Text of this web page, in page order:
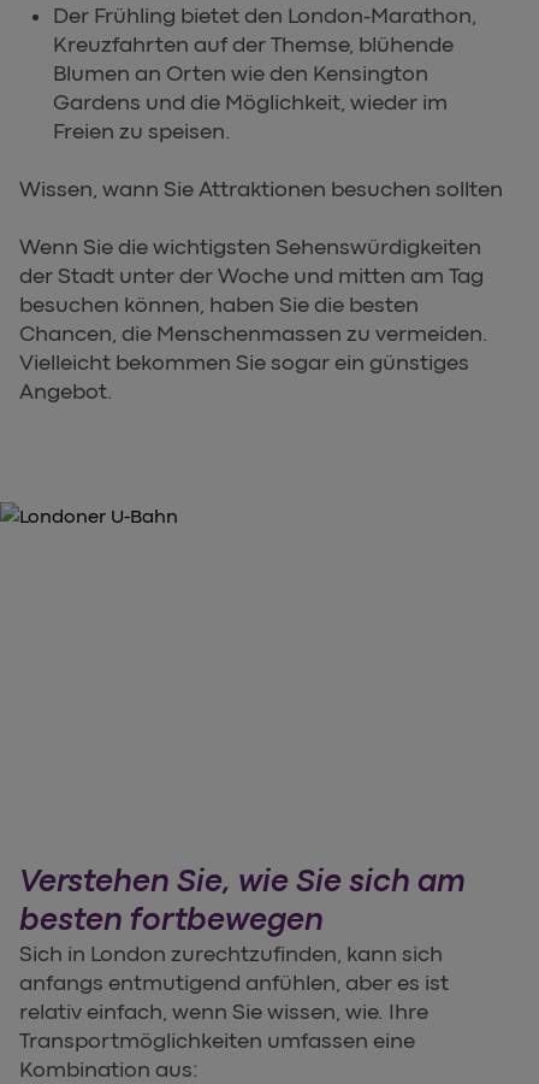
Der Frühling bietet den London-Marathon,
Kreuzfahrten auf der Themse, blühende
Blumen an Orten wie den Kensington
Gardens und die Möglichkeit, wieder im
Freien zu speisen.
Wissen, wann Sie Attraktionen besuchen sollten
Wenn Sie die wichtigsten Sehenswürdigkeiten
der Stadt unter der Woche und mitten am Tag
besuchen können, haben Sie die besten
Chancen, die Menschenmassen zu vermeiden.
Vielleicht bekommen Sie sogar ein günstiges
Angebot.
Verstehen Sie, wie Sie sich am
besten fortbewegen
Sich in London zurechtzufinden, kann sich
anfangs entmutigend anfühlen, aber es ist
relativ einfach, wenn Sie wissen, wie. Ihre
Transportmöglichkeiten umfassen eine
Kombination aus: